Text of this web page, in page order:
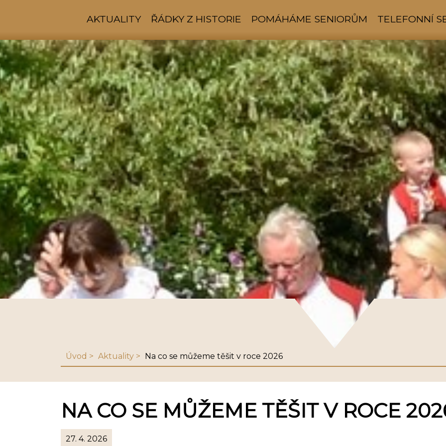
AKTUALITY ŘÁDKY Z HISTORIE POMÁHÁME SENIORŮM TELEFONNÍ
Úvod Aktuality Na co se můžeme těšit v roce 2026
NA CO SE MŮŽEME TĚŠIT V ROCE
27. 4. 2026